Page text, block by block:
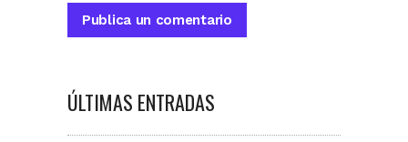
ÚLTIMAS ENTRADAS